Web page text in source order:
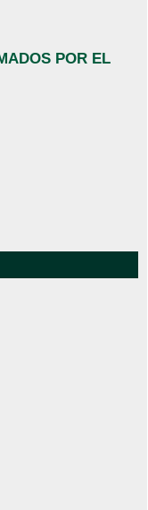
POR EL